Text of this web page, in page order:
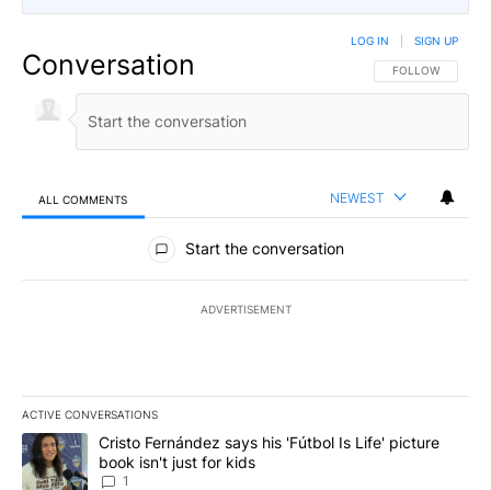
Conversation FOLLOW THIS
FOLLOW
LOG IN SIGN UP
ALL COMMENTS NEWEST
All Comments
Start the conversation
ADVERTISEMENT
ACTIVE CONVERSATIONS
The following is a list of the most commented articles in the last
A trending article titled "Cristo Fernández says his 'Fútbol Is
Cristo Fernández says his 'Fútbol Is Life' picture
book isn't just for kids
1